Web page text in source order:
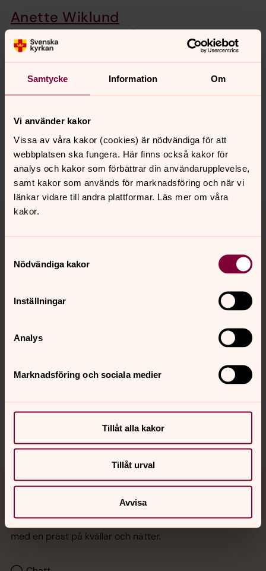
Samtycke Information Om
Vi använder kakor
Vissa av våra kakor (cookies) är nödvändiga för att
webbplatsen ska fungera. Här finns också kakor för
analys och kakor som förbättrar din användarupplevelse,
samt kakor som används för marknadsföring och när vi
länkar vidare till andra plattformar. Läs mer om våra
kakor.
Nödvändiga kakor
Inställningar
Analys
Marknadsföring och sociala medier
Tillåt alla kakor
Tillåt urval
Avvisa
Anette Wiklund
"Som diakon kan jag verka både som socionom och
evangelist."
Synpunkter eller frågor på sidans
innehåll?
helsingborgs.pastorat@svenskakyrkan.se
Dela
Tillbaka till toppen
Tillbaka till innehållet
Kontakt
Sociala kanaler
Akut samtals- och krisstöd. Prata eller chatta anonymt
med en präst på kvällar och nätter.